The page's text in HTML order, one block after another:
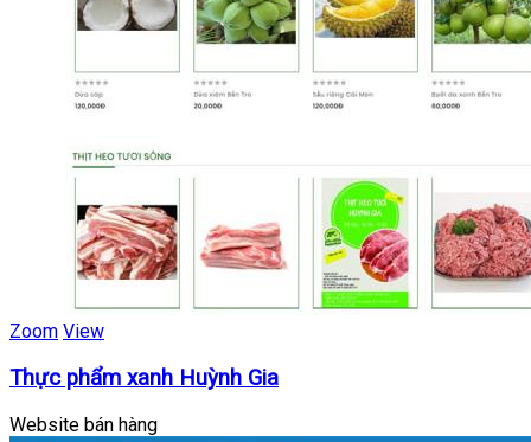
Zoom View
Thực phẩm xanh Huỳnh Gia
Website bán hàng